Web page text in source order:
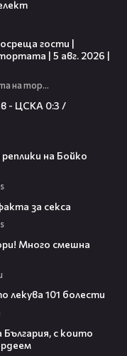
гости |
| 5 авг. 2026 |
Черешката на тортата
- ЦСКА 0:3 /
на Бойко
за секса
Много смешна
лекува 101 болести
с които